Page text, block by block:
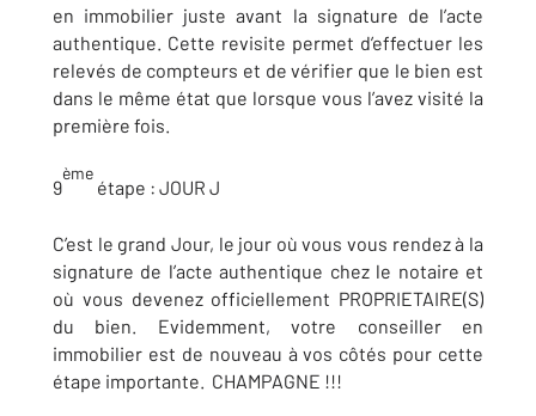
en immobilier juste avant la signature de l’acte
authentique. Cette revisite permet d’effectuer les
relevés de compteurs et de vérifier que le bien est
dans le même état que lorsque vous l’avez visité la
première fois.
9
ème
étape : JOUR J
C’est le grand Jour, le jour où vous vous rendez à la
signature de l’acte authentique chez le notaire et
où vous devenez officiellement PROPRIETAIRE(S)
du bien. Evidemment, votre conseiller en
immobilier est de nouveau à vos côtés pour cette
étape importante. CHAMPAGNE !!!